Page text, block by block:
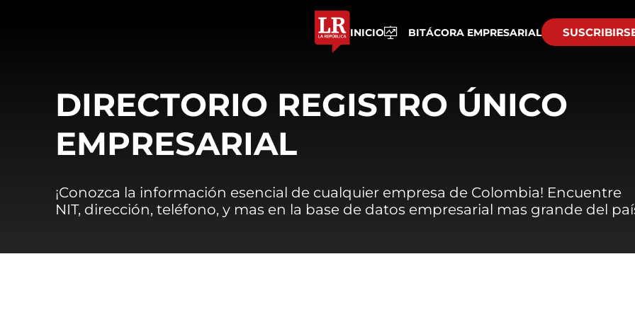
INICIO BITÁCORA EMPRESARIAL
DIRECTORIO REGISTRO ÚNICO
EMPRESARIAL
¡Conozca la información esencial de cualquier empresa de Colombia! Encuentre
NIT, dirección, teléfono, y mas en la base de datos empresarial mas grande del